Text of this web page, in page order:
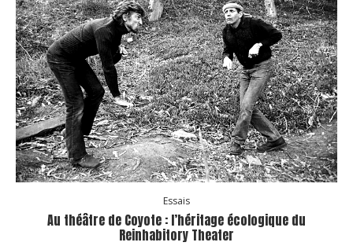
Essais
Au théâtre de Coyote : l’héritage écologique du
Reinhabitory Theater